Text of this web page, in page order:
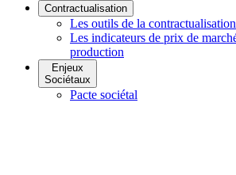
Contractualisation
Les outils de la contractualisation
Les indicateurs de prix de
production
Enjeux
Sociétaux
Pacte sociétal